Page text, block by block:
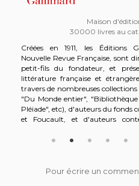
Maison
30000 livres au
Créées en 1911, les Éditions
Nouvelle Revue Française, sont
petit-fils du fondateur, et
littérature française et
travers de nombreuses collections
"Du Monde entier", "Bibliothèque
Pléiade", etc), d'auteurs du fonds
et Foucault, et d'auteurs
également Philip Roth, Muriel
Gallimard Loisirs, La Table
Pour écrire un